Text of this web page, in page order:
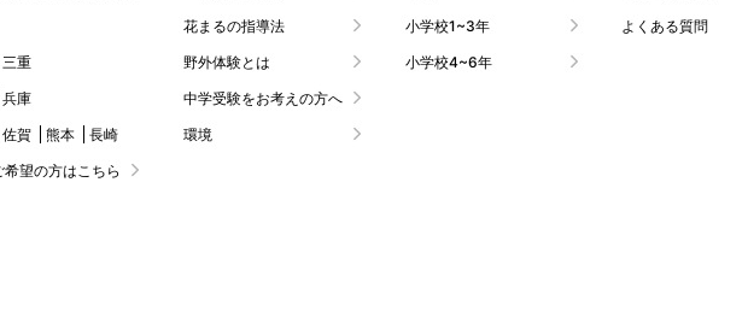
三重
兵庫
佐賀 熊本
長崎
望の方はこちら
花まるの指導法
野外体験とは
中学受験をお考えの方へ
環境
小学校1~3年
小学校4~6年
よくある質問